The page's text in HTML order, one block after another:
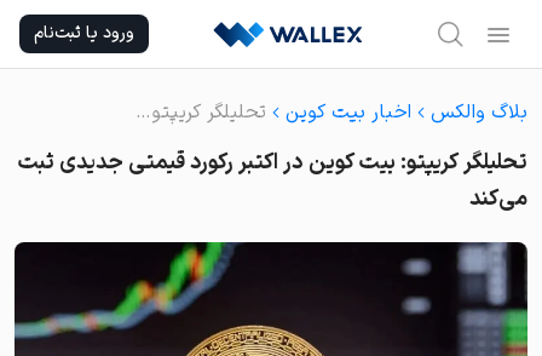
content
ورود یا ثبت‌نام
بلاگ والکس اخبار بیت کوین تحلیلگر کریپتو: بیت کوین در اکتبر رکورد قیمتی جدیدی ثبت می‌کند
تحلیلگر کریپتو: بیت کوین در اکتبر رکورد قیمتی جدیدی ثبت
می‌کند